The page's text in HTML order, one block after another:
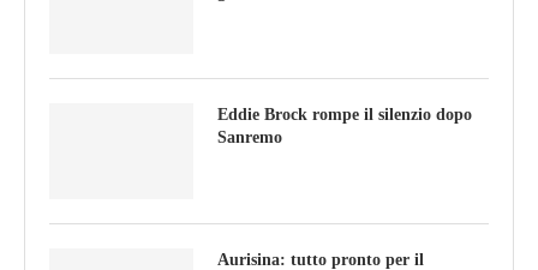
Eddie Brock rompe il silenzio dopo
Sanremo
Aurisina: tutto pronto per il